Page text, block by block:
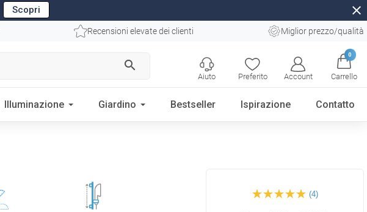
Scopri close
Recensioni elevate dei clienti Miglior prezzo/qualità
search
Preferito Account
0
Carrello
Aiuto
Illuminazione Giardino Bestseller Ispirazione Contatto
Mexen X colonna doccia,
dorata - 7939199-50
(4)